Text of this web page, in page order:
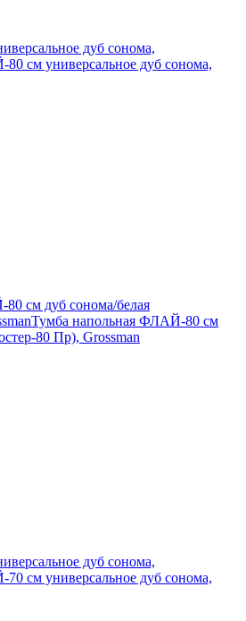
дуб сонома,
см универсальное дуб сонома,
см дуб сонома/белая
Тумба напольная ФЛАЙ-80 см
80 Пр), Grossman
дуб сонома,
см универсальное дуб сонома,